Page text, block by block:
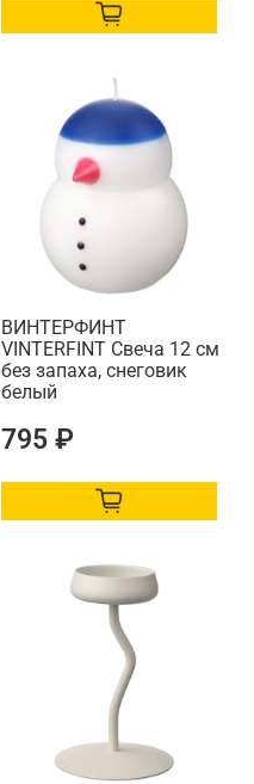
ВИНТЕРФИНТ
VINTERFINT Свеча 12 см
без запаха, снеговик
белый
795 ₽